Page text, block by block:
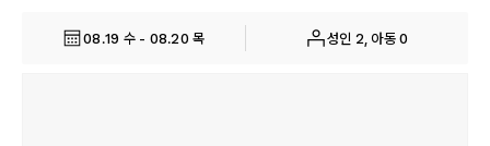
08.19 수 - 08.20 목 성인 2, 아동 0